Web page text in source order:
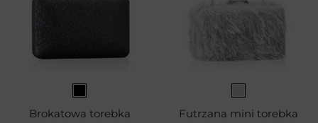
Brokatowa torebka Futrzana mini torebka